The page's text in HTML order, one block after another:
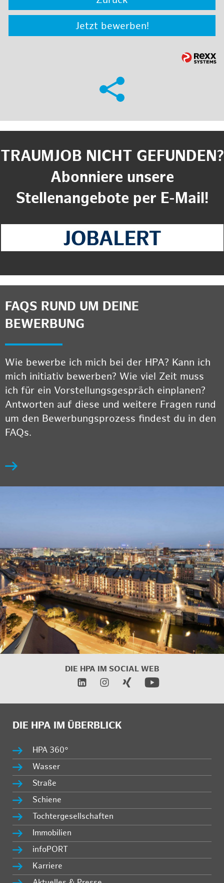
Jetzt bewerben!
TRAUMJOB NICHT GEFUNDEN?
Abonniere unsere
Stellenangebote per E-Mail!
FAQS RUND UM DEINE
BEWERBUNG
Wie bewerbe ich mich bei der HPA? Kann ich
mich initiativ bewerben? Wie viel Zeit muss
ich für ein Vorstellungsgespräch einplanen?
Antworten auf diese und weitere Fragen rund
um den Bewerbungsprozess findest du in den
FAQs.
DIE HPA IM SOCIAL WEB
DIE HPA IM ÜBERBLICK
HPA 360°
Wasser
Straße
Schiene
Tochtergesellschaften
Immobilien
infoPORT
Karriere